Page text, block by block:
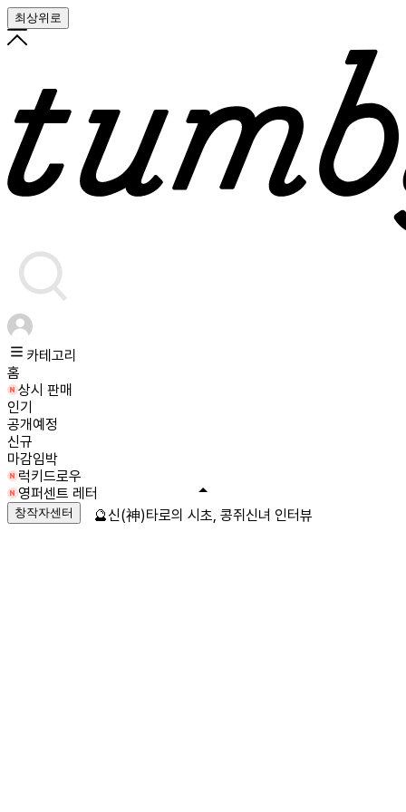
최상위로
카테고리
홈
상시 판매
인기
공개예정
신규
마감임박
럭키드로우
영퍼센트 레터
창작자센터 🔮신(神)타로의 시초, 콩쥐신녀 인터뷰